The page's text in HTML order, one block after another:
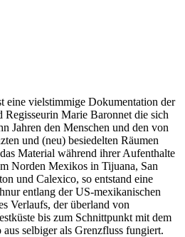
eine vielstimmige Dokumentation der
Regisseurin Marie Baronnet die sich
Jahren den Menschen und den von
und (neu) besiedelten Räumen
Material während ihrer Aufenthalte
Norden Mexikos in Tijuana, San
und Calexico, so entstand eine
entlang der US-mexikanischen
Verlaufs, der überland von
bis zum Schnittpunkt mit dem
selbiger als Grenzfluss fungiert.